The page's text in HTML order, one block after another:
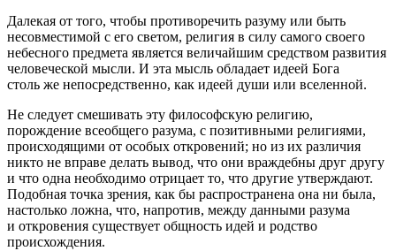
Далекая от того, чтобы противоречить разуму или быть
несовместимой с его светом, религия в силу самого своего
небесного предмета является величайшим средством развития
человеческой мысли. И эта мысль обладает идеей Бога
столь же непосредственно, как идеей души или вселенной.
Не следует смешивать эту философскую религию,
порождение всеобщего разума, с позитивными религиями,
происходящими от особых откровений; но из их различия
никто не вправе делать вывод, что они враждебны друг другу
и что одна необходимо отрицает то, что другие утверждают.
Подобная точка зрения, как бы распространена она ни была,
настолько ложна, что, напротив, между данными разума
и откровения существует общность идей и родство
происхождения.